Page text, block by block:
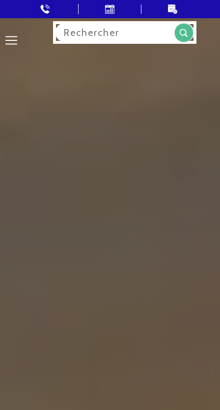
Rechercher